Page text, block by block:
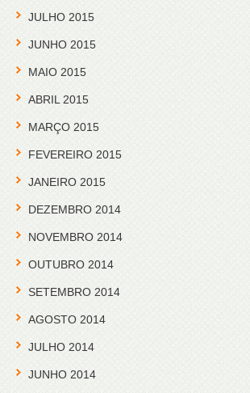
JULHO 2015
JUNHO 2015
MAIO 2015
ABRIL 2015
MARÇO 2015
FEVEREIRO 2015
JANEIRO 2015
DEZEMBRO 2014
NOVEMBRO 2014
OUTUBRO 2014
SETEMBRO 2014
AGOSTO 2014
JULHO 2014
JUNHO 2014